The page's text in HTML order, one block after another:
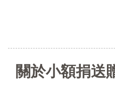
關於小額捐送